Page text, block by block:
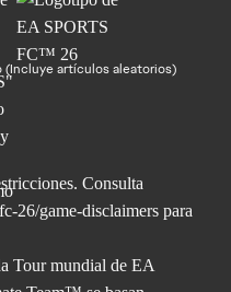
artículos aleatorios)
Consulta
26/game-disclaimers para
Tour mundial de EA